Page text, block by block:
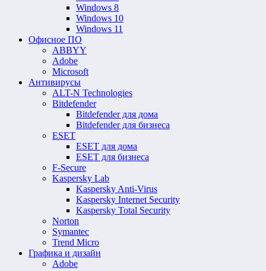
Windows 8
Windows 10
Windows 11
Офисное ПО
ABBYY
Adobe
Microsoft
Антивирусы
ALT-N Technologies
Bitdefender
Bitdefender для дома
Bitdefender для бизнеса
ESET
ESET для дома
ESET для бизнеса
F-Secure
Kaspersky Lab
Kaspersky Anti-Virus
Kaspersky Internet Security
Kaspersky Total Security
Norton
Symantec
Trend Micro
Графика и дизайн
Adobe